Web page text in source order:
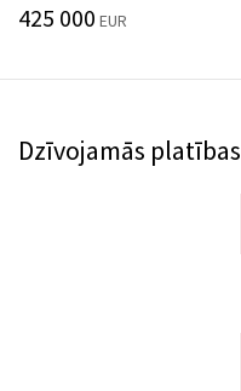
425 000 EUR
Dzīvojamās platības